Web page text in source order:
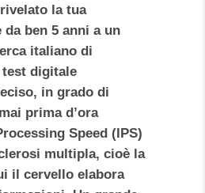
la tua
ben 5 anni a un
italiano di
digitale
in grado di
prima d’ora
Speed (IPS)
multipla, cioè la
il cervello elabora